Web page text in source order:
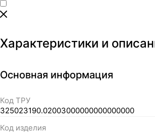
Характеристики и
Основная информация
Код ТРУ
325023190.02003000000000000000
Код изделия